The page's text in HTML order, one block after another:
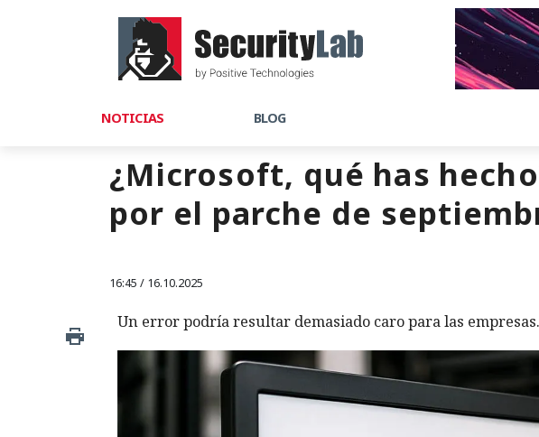
NOTICIAS BLOG
¿Microsoft, qué has
por el parche de
16:45 / 16.10.2025
Un error podría resultar demasiado caro para las empresas.